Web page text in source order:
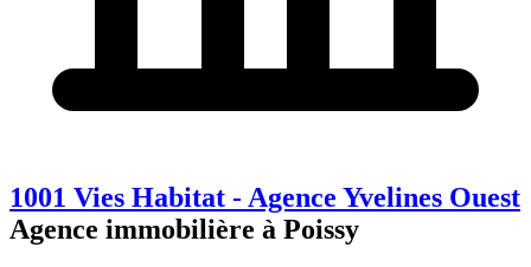
1001 Vies Habitat - Agence Yvelines Ouest
Agence immobilière à Poissy